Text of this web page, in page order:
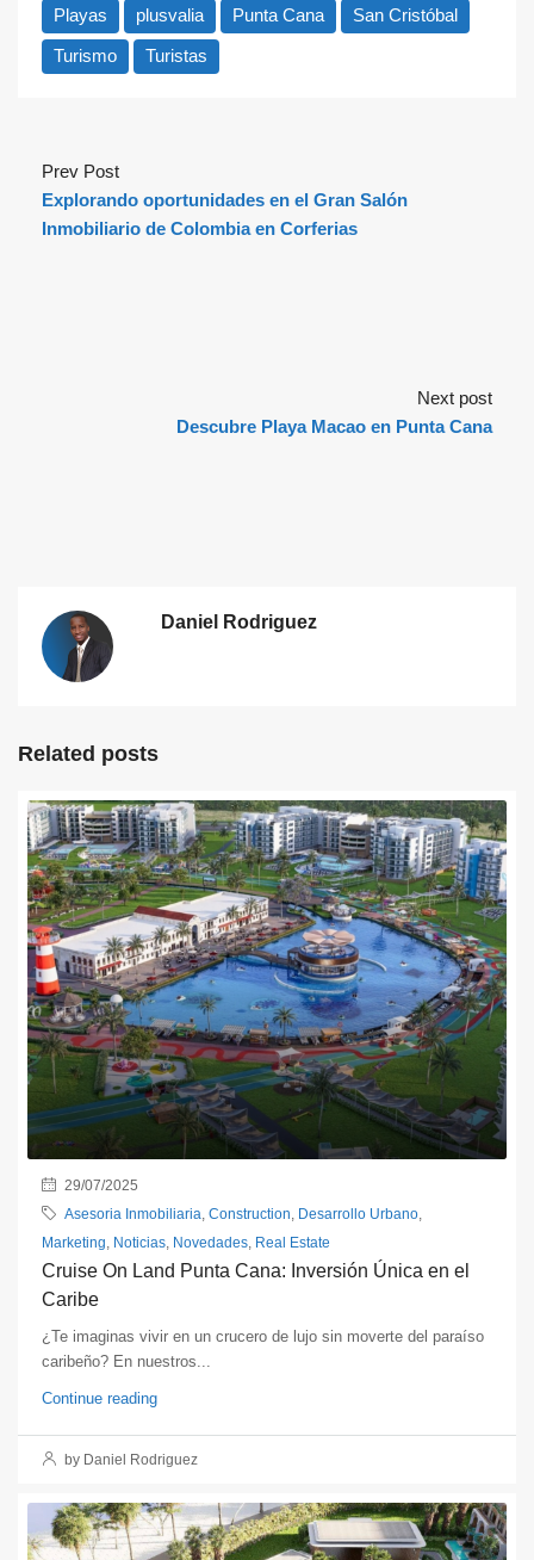
Playas plusvalia Punta Cana
San Cristóbal
Turismo
Turistas
Prev Post
Explorando oportunidades en el Gran Salón
Inmobiliario de Colombia en Corferias
Next post
Descubre Playa Macao en Punta Cana
Daniel Rodriguez
Related posts
29/07/2025
Asesoria Inmobiliaria, Construction, Desarrollo Urbano,
Marketing, Noticias, Novedades, Real Estate
Cruise On Land Punta Cana: Inversión Única en el
Caribe
¿Te imaginas vivir en un crucero de lujo sin moverte del paraíso
caribeño? En nuestros...
Continue reading
by Daniel Rodriguez